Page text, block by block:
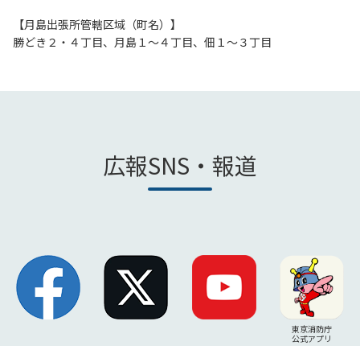
【月島出張所管轄区域（町名）】
勝どき２・４丁目、月島１～４丁目、佃１～３丁目
広報SNS・報道
東京消防庁
公式アプリ